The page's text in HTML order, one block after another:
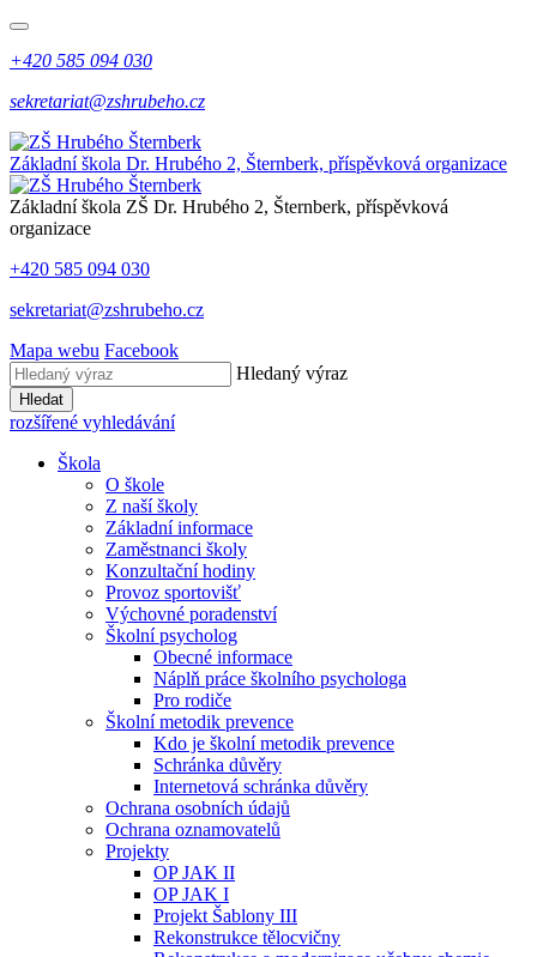
+420 585 094 030
sekretariat@zshrubeho.cz
Základní škola Dr. Hrubého 2, Šternberk, příspěvková organizace
Základní škola ZŠ Dr. Hrubého 2, Šternberk, příspěvková
organizace
+420 585 094 030
sekretariat@zshrubeho.cz
Mapa webu Facebook
Hledaný výraz
Hledat
rozšířené vyhledávání
Škola
O škole
Z naší školy
Základní informace
Zaměstnanci školy
Konzultační hodiny
Provoz sportovišť
Výchovné poradenství
Školní psycholog
Obecné informace
Náplň práce školního psychologa
Pro rodiče
Školní metodik prevence
Kdo je školní metodik prevence
Schránka důvěry
Internetová schránka důvěry
Ochrana osobních údajů
Ochrana oznamovatelů
Projekty
OP JAK II
OP JAK I
Projekt Šablony III
Rekonstrukce tělocvičny